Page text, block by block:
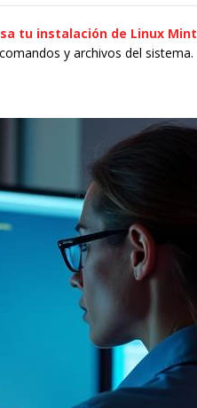
tu instalación de Linux Mint
y archivos del sistema.